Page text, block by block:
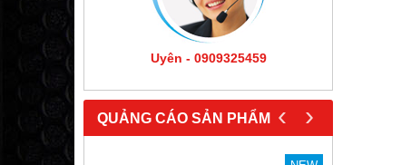
Uyên - 0909325459
QUẢNG CÁO SẢN PHẨM ‹ ›